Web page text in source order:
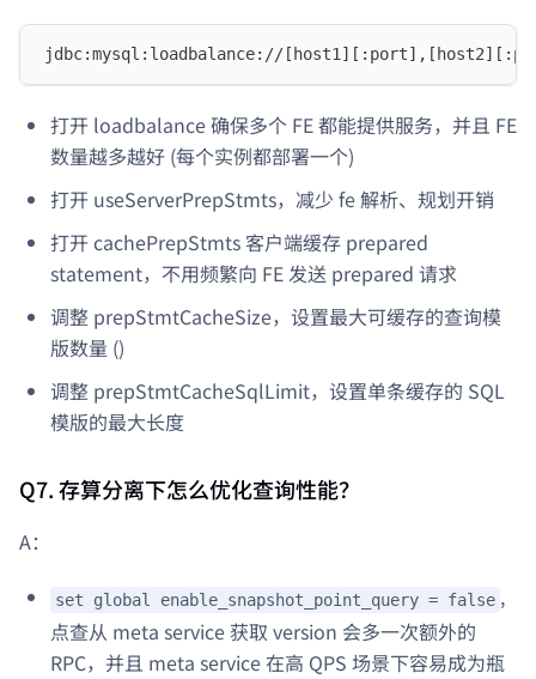
jdbc:mysql:loadbalance://
打开 loadbalance 确保多个 FE 都能提供服务，并且 FE
数量越多越好 (每个实例都部署一个)
打开 useServerPrepStmts，减少 fe 解析、规划开销
打开 cachePrepStmts 客户端缓存 prepared
statement，不用频繁向 FE 发送 prepared 请求
调整 prepStmtCacheSize，设置最大可缓存的查询模
版数量 ()
调整 prepStmtCacheSqlLimit，设置单条缓存的 SQL
模版的最大长度
Q7. 存算分离下怎么优化查询性能？
A：
set global enable_snapshot_point_query = false ,
点查从 meta service 获取 version 会多一次额外的
RPC，并且 meta service 在高 QPS 场景下容易成为瓶